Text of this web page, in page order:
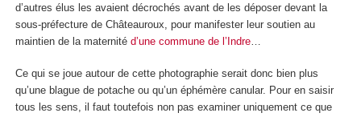
d’autres élus les avaient décrochés avant de les déposer devant la
sous-préfecture de Châteauroux, pour manifester leur soutien au
maintien de la maternité d’une commune de l’Indre
Ce qui se joue autour de cette photographie serait donc bien plus
qu’une blague de potache ou qu’un éphémère canular. Pour en saisir
tous les sens, il faut toutefois non pas examiner uniquement ce que